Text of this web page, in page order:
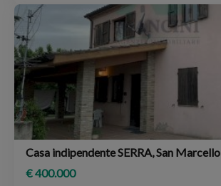
Casa indipendente SERRA, San Marcello
€ 400.000